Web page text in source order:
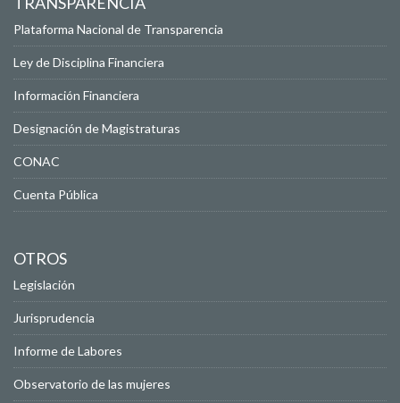
Plataforma Nacional de Transparencia
Ley de Disciplina Financiera
Información Financiera
Designación de Magistraturas
CONAC
Cuenta Pública
OTROS
Legislación
Jurisprudencia
Informe de Labores
Observatorio de las mujeres